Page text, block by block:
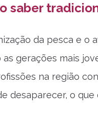
saber
da pesca e o
gerações mais
na região
desaparecer, o